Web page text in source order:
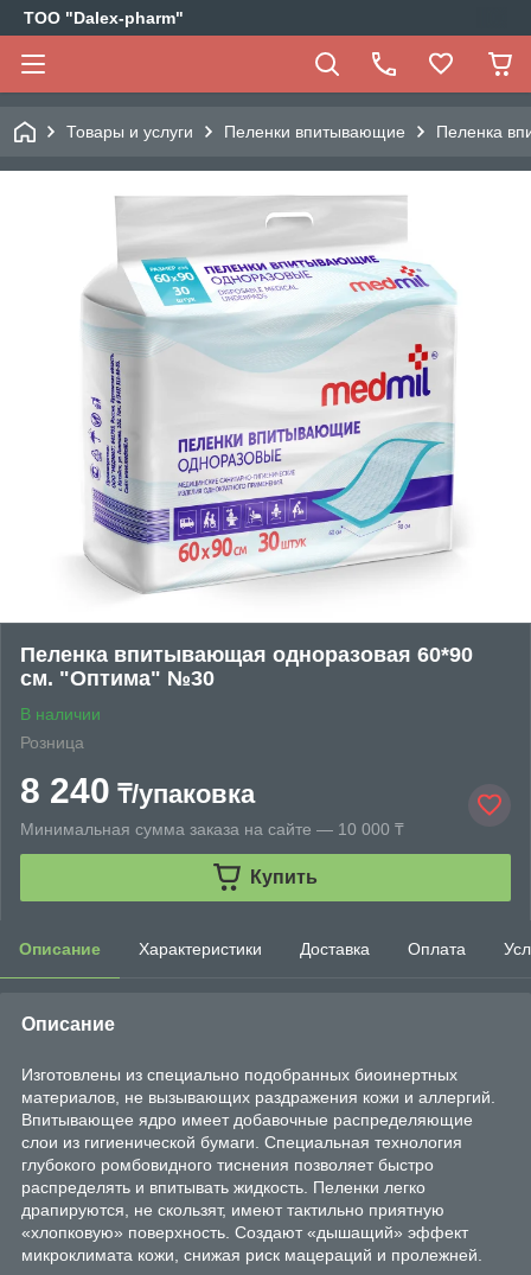
ТОО "Dalex-pharm"
Товары и услуги Пеленки впитывающие Пеленка
Пеленка впитывающая одноразовая 60*90
см. "Оптима" №30
В наличии
Розница
8 240 ₸/упаковка
Минимальная сумма заказа на сайте — 10 000 ₸
Купить
Описание Характеристики Доставка Оплата
Описание
Изготовлены из специально подобранных биоинертных
материалов, не вызывающих раздражения кожи и аллергий.
Впитывающее ядро имеет добавочные распределяющие
слои из гигиенической бумаги. Специальная технология
глубокого ромбовидного тиснения позволяет быстро
распределять и впитывать жидкость. Пеленки легко
драпируются, не скользят, имеют тактильно приятную
«хлопковую» поверхность. Создают «дышащий» эффект
микроклимата кожи, снижая риск мацераций и пролежней.